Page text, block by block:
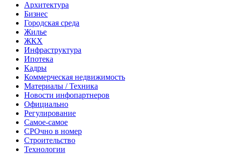
Архитектура
Бизнес
Городская среда
Жилье
ЖКХ
Инфраструктура
Ипотека
Кадры
Коммерческая недвижимость
Материалы / Техника
Новости инфопартнеров
Официально
Регулирование
Самое-самое
СРОчно в номер
Строительство
Технологии